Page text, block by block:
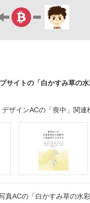
サイトの「白かすみ草の
デザインACの「喪中」関連
真ACの「白かすみ草の水